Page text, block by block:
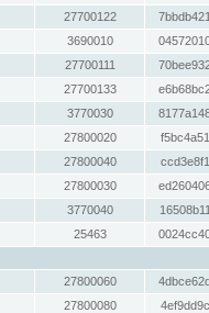
27700122
3690010
27700111
27700133
3770030
27800020
27800040
27800030
3770040
25463
27800060
27800080